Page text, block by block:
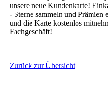
unsere neue Kundenkarte!
- Sterne sammeln und Prämien
und die Karte kostenlos
Fachgeschäft!
Zurück zur Übersicht